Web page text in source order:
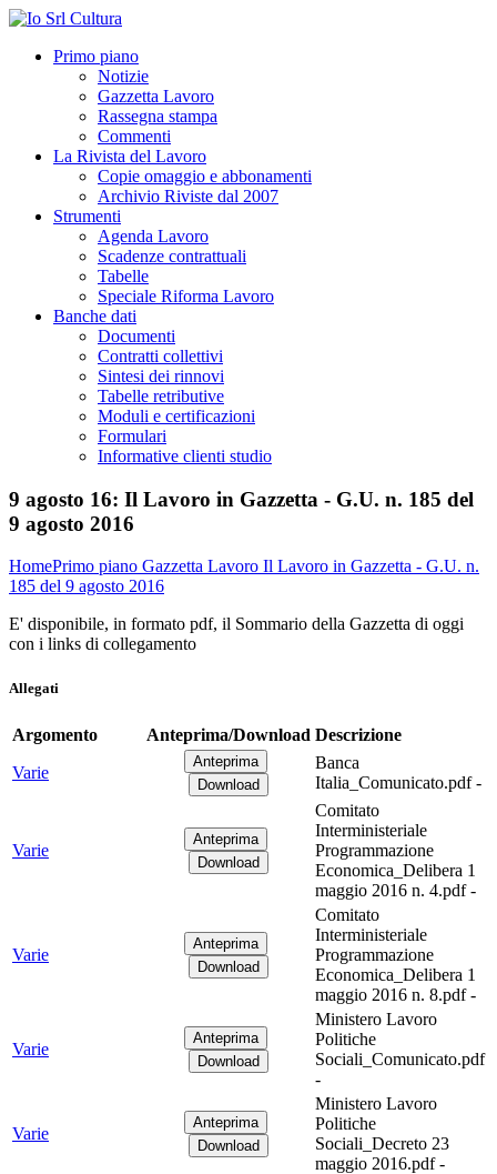
Primo piano
Notizie
Gazzetta Lavoro
Rassegna stampa
Commenti
La Rivista del Lavoro
Copie omaggio e abbonamenti
Archivio Riviste dal 2007
Strumenti
Agenda Lavoro
Scadenze contrattuali
Tabelle
Speciale Riforma Lavoro
Banche dati
Documenti
Contratti collettivi
Sintesi dei rinnovi
Tabelle retributive
Moduli e certificazioni
Formulari
Informative clienti studio
9 agosto 16: Il Lavoro in Gazzetta - G.U. n. 185 del
9 agosto 2016
HomePrimo piano Gazzetta Lavoro Il Lavoro in Gazzetta - G.U. n.
185 del 9 agosto 2016
E' disponibile, in formato pdf, il Sommario della Gazzetta di oggi
con i links di collegamento
Allegati
Argomento Anteprima/Download Descrizione
Varie
Banca
Italia_Comunicato.pdf -
Varie
Comitato
Interministeriale
Programmazione
Economica_Delibera 1
maggio 2016 n. 4.pdf -
Varie
Comitato
Interministeriale
Programmazione
Economica_Delibera 1
maggio 2016 n. 8.pdf -
Varie
Ministero Lavoro
Politiche
Sociali_Comunicato.pdf
-
Varie
Ministero Lavoro
Politiche
Sociali_Decreto 23
maggio 2016.pdf -